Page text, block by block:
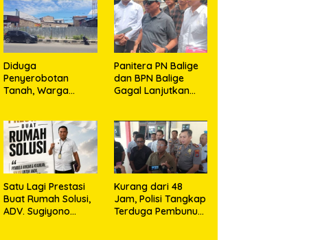
Semangat Generasi
Muda
Pembersihan
Massal Sambut HUT
Korem 023/KS dan
HUT Ke-81
Kemerdekaan RI
Diduga
Penyerobotan
Tanah, Warga
Memperjuangkan
Hak Kepemilikan
Panitera PN Balige
dan BPN Balige
Gagal Lanjutkan
Sebut Objek Salah
Lokasi
Satu Lagi Prestasi
Buat Rumah Solusi,
ADV. Sugiyono
Kurang dari 48
Jam, Polisi Tangkap
Terduga Pembunuh